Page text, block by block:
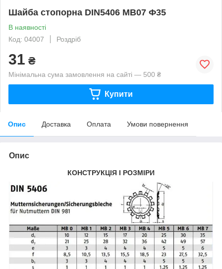
Шайба стопорна DIN5406 MB07 Ф35
В наявності
Код: 04007
Роздріб
31 ₴
Мінімальна сума замовлення на сайті — 500 ₴
Купити
Опис Доставка Оплата Умови повернення
Опис
КОНСТРУКЦІЯ І РОЗМІРИ